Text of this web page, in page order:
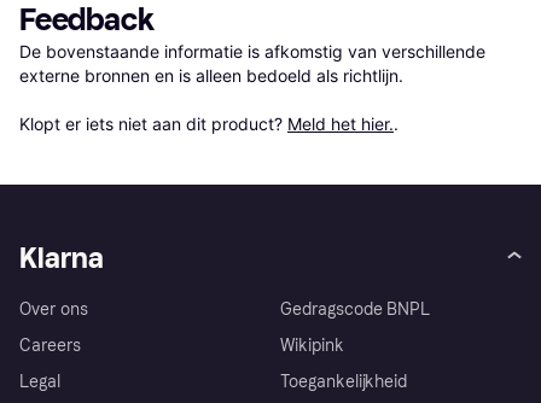
Feedback
De bovenstaande informatie is afkomstig van verschillende
externe bronnen en is alleen bedoeld als richtlijn.
Klopt er iets niet aan dit product? Meld het hier..
Klarna
Over ons
Careers
Legal
Gedragscode BNPL
Wikipink
Toegankelijkheid